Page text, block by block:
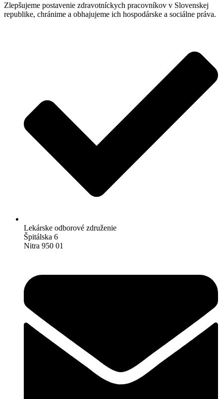
Zlepšujeme postavenie zdravotníckych pracovníkov v Slovenskej
republike, chránime a obhajujeme ich hospodárske a sociálne práva.
Lekárske odborové združenie
Špitálska 6
Nitra 950 01